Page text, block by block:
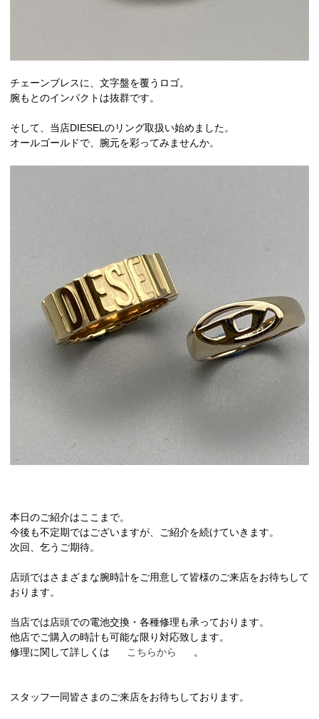
チェーンブレスに、文字盤を覆うロゴ。
腕もとのインパクトは抜群です。
そして、当店DIESELのリング取扱い始めました。
オールゴールドで、腕元を彩ってみませんか。
本日のご紹介はここまで。
今後も不定期ではございますが、ご紹介を続けていきます。
次回、乞うご期待。
店頭ではさまざまな腕時計をご用意して皆様のご来店をお待ちして
おります。
当店では店頭での電池交換・各種修理も承っております。
他店でご購入の時計も可能な限り対応致します。
修理に関して詳しくは
こちらから 。
スタッフ一同皆さまのご来店をお待ちしております。